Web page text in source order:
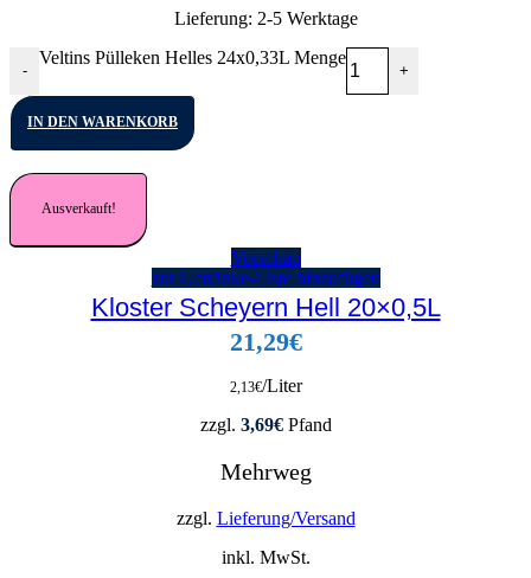
Lieferung: 2-5 Werktage
-
Veltins Pülleken Helles 24x0,33L Menge
+
IN DEN WARENKORB
Ausverkauft!
Vorschau
zur Getränke-Liste hinzufügen
Kloster Scheyern Hell 20×0,5L
21,29€
2,13€/Liter
zzgl. 3,69€Pfand
Mehrweg
zzgl. Lieferung/Versand
inkl. MwSt.